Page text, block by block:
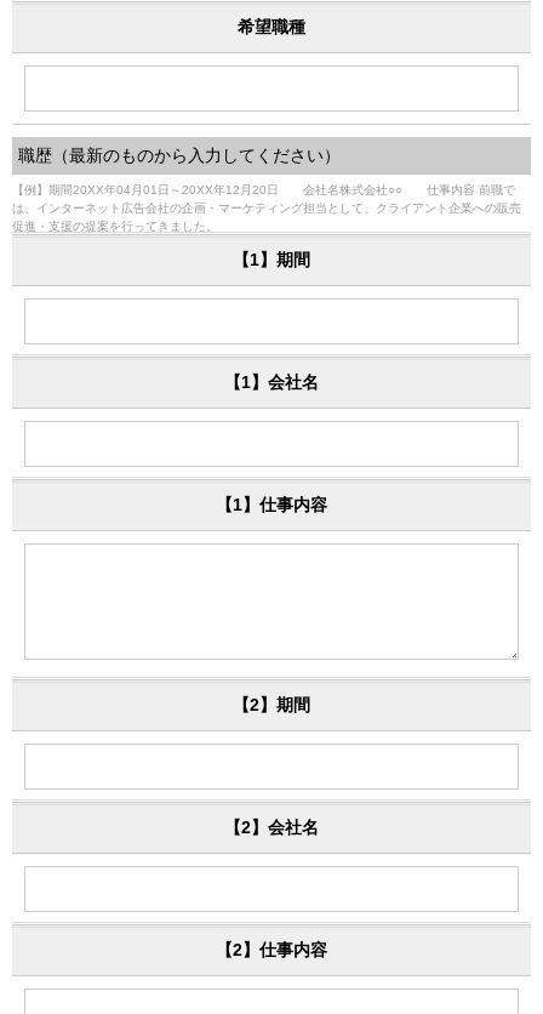
希望職種
職歴（最新のものから入力してください）
【例】期間20XX年04月01日～20XX年12月20日 会社名株式会社○○ 仕事内容 前職で
は、インターネット広告会社の企画・マーケティング担当として、クライアント企業への販売
促進・支援の提案を行ってきました。
【1】期間
【1】会社名
【1】仕事内容
【2】期間
【2】会社名
【2】仕事内容